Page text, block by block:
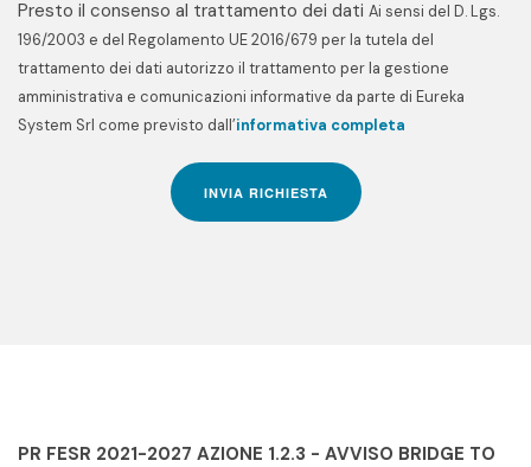
Presto il consenso al trattamento dei dati Ai sensi del D. Lgs.
196/2003 e del Regolamento UE 2016/679 per la tutela del
trattamento dei dati autorizzo il trattamento per la gestione
amministrativa e comunicazioni informative da parte di Eureka
System Srl come previsto dall’informativa completa
INVIA RICHIESTA
PR FESR 2021-2027 AZIONE 1.2.3 - AVVISO BRIDGE TO